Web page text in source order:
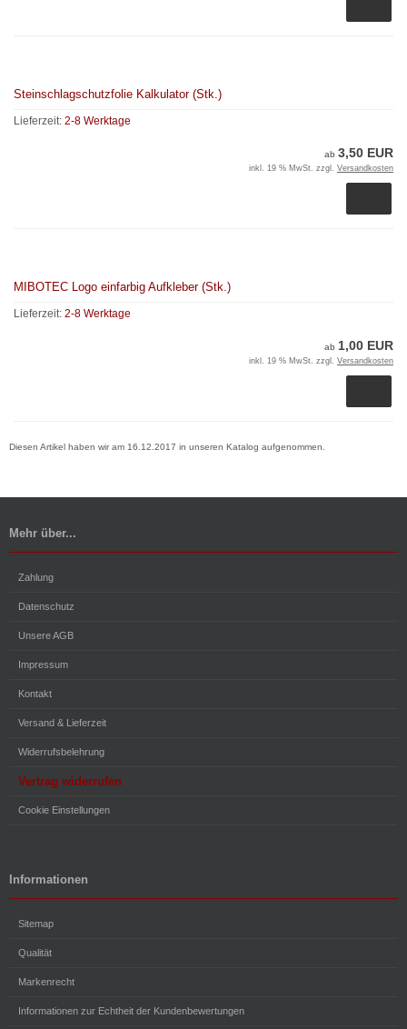
Steinschlagschutzfolie Kalkulator (Stk.)
Lieferzeit: 2-8 Werktage
ab 3,50 EUR
inkl. 19 % MwSt. zzgl. Versandkosten
MIBOTEC Logo einfarbig Aufkleber (Stk.)
Lieferzeit: 2-8 Werktage
ab 1,00 EUR
inkl. 19 % MwSt. zzgl. Versandkosten
Diesen Artikel haben wir am 16.12.2017 in unseren Katalog aufgenommen.
Mehr über...
Zahlung
Datenschutz
Unsere AGB
Impressum
Kontakt
Versand & Lieferzeit
Widerrufsbelehrung
Vertrag widerrufen
Cookie Einstellungen
Informationen
Sitemap
Qualität
Markenrecht
Informationen zur Echtheit der Kundenbewertungen